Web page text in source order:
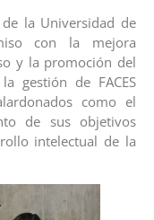
la Universidad de
con la mejora
y la promoción del
gestión de FACES
como el
de sus objetivos
intelectual de la